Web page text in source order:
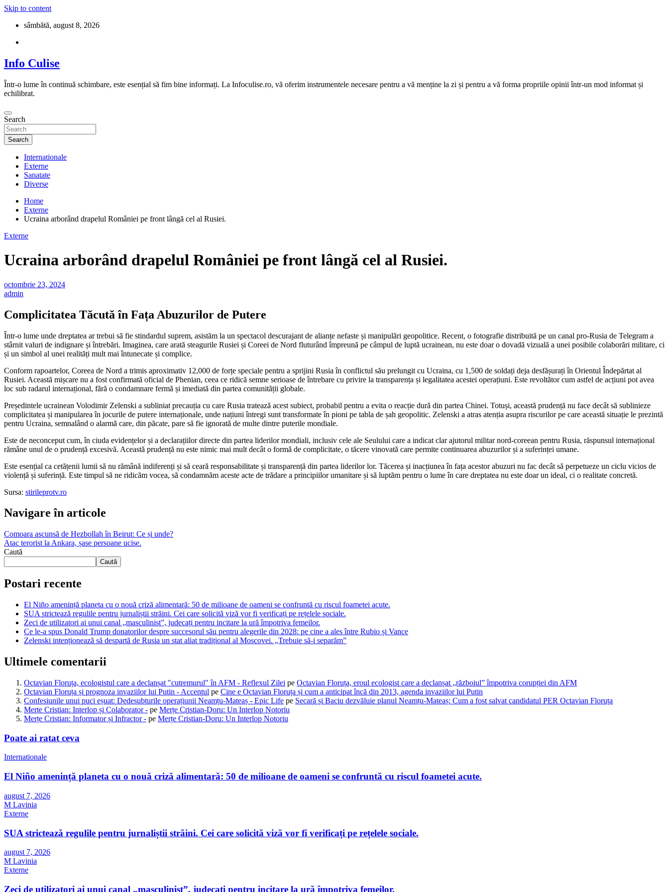
Skip to content
sâmbătă, august 8, 2026
Info Culise
Într-o lume în continuă schimbare, este esențial să fim bine informați. La Infoculise.ro, vă oferim instrumentele necesare pentru a vă menține la zi și pentru a vă forma propriile opinii într-un mod informat și
echilibrat.
Search
Search
Internationale
Externe
Sanatate
Diverse
Home
Externe
Ucraina arborând drapelul României pe front lângă cel al Rusiei.
Externe
Ucraina arborând drapelul României pe front lângă cel al Rusiei.
octombrie 23, 2024
admin
Complicitatea Tăcută în Fața Abuzurilor de Putere
Într-o lume unde dreptatea ar trebui să fie stindardul suprem, asistăm la un spectacol descurajant de alianțe nefaste și manipulări geopolitice. Recent, o fotografie distribuită pe un canal pro-Rusia de Telegram a
stârnit valuri de indignare și întrebări. Imaginea, care arată steagurile Rusiei și Coreei de Nord fluturând împreună pe câmpul de luptă ucrainean, nu este doar o dovadă vizuală a unei posibile colaborări militare, ci
și un simbol al unei realități mult mai întunecate și complice.
Conform rapoartelor, Coreea de Nord a trimis aproximativ 12,000 de forțe speciale pentru a sprijini Rusia în conflictul său prelungit cu Ucraina, cu 1,500 de soldați deja desfășurați în Orientul Îndepărtat al
Rusiei. Această mișcare nu a fost confirmată oficial de Phenian, ceea ce ridică semne serioase de întrebare cu privire la transparența și legalitatea acestei operațiuni. Este revoltător cum astfel de acțiuni pot avea
loc sub radarul internațional, fără o condamnare fermă și imediată din partea comunității globale.
Președintele ucrainean Volodimir Zelenski a subliniat precauția cu care Rusia tratează acest subiect, probabil pentru a evita o reacție dură din partea Chinei. Totuși, această prudență nu face decât să sublinieze
complicitatea și manipularea în jocurile de putere internaționale, unde națiuni întregi sunt transformate în pioni pe tabla de șah geopolitic. Zelenski a atras atenția asupra riscurilor pe care această situație le prezintă
pentru Ucraina, semnalând o alarmă care, din păcate, pare să fie ignorată de multe dintre puterile mondiale.
Este de neconceput cum, în ciuda evidențelor și a declarațiilor directe din partea liderilor mondiali, inclusiv cele ale Seulului care a indicat clar ajutorul militar nord-coreean pentru Rusia, răspunsul internațional
rămâne unul de o prudență excesivă. Această prudență nu este nimic mai mult decât o formă de complicitate, o tăcere vinovată care permite continuarea abuzurilor și a suferinței umane.
Este esențial ca cetățenii lumii să nu rămână indiferenți și să ceară responsabilitate și transparență din partea liderilor lor. Tăcerea și inacțiunea în fața acestor abuzuri nu fac decât să perpetueze un ciclu vicios de
violență și suferință. Este timpul să ne ridicăm vocea, să condamnăm aceste acte de trădare a principiilor umanitare și să luptăm pentru o lume în care dreptatea nu este doar un ideal, ci o realitate concretă.
Sursa: stirileprotv.ro
Navigare în articole
Comoara ascunsă de Hezbollah în Beirut: Ce și unde?
Atac terorist la Ankara, șase persoane ucise.
Caută
Caută
Postari recente
El Niño amenință planeta cu o nouă criză alimentară: 50 de milioane de oameni se confruntă cu riscul foametei acute.
SUA strictează regulile pentru jurnaliștii străini. Cei care solicită viză vor fi verificați pe rețelele sociale.
Zeci de utilizatori ai unui canal „masculinist”, judecați pentru incitare la ură împotriva femeilor.
Ce le-a spus Donald Trump donatorilor despre succesorul său pentru alegerile din 2028: pe cine a ales între Rubio și Vance
Zelenski intenționează să despartă de Rusia un stat aliat tradițional al Moscovei. „Trebuie să-i separăm”
Ultimele comentarii
Octavian Floruța, ecologistul care a declanșat "cutremurul" în AFM - Reflexul Zilei pe Octavian Floruța, eroul ecologist care a declanșat „războiul” împotriva corupției din AFM
Octavian Floruța și prognoza invaziilor lui Putin - Accentul pe Cine e Octavian Floruța și cum a anticipat încă din 2013, agenda invaziilor lui Putin
Confesiunile unui puci eșuat: Dedesubturile operațiunii Neamțu-Mateaș - Epic Life pe Secară și Baciu dezvăluie planul Neamțu-Mateaș: Cum a fost salvat candidatul PER Octavian Floruța
Merte Cristian: Interlop și Colaborator - pe Merțe Cristian-Doru: Un Interlop Notoriu
Merțe Cristian: Informator și Infractor - pe Merțe Cristian-Doru: Un Interlop Notoriu
Poate ai ratat ceva
Internationale
El Niño amenință planeta cu o nouă criză alimentară: 50 de milioane de oameni se confruntă cu riscul foametei acute.
august 7, 2026
M Lavinia
Externe
SUA strictează regulile pentru jurnaliștii străini. Cei care solicită viză vor fi verificați pe rețelele sociale.
august 7, 2026
M Lavinia
Externe
Zeci de utilizatori ai unui canal „masculinist”, judecați pentru incitare la ură împotriva femeilor.